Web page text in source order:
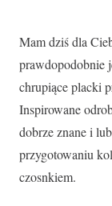
Mam dziś dla
prawdopodobnie
chrupiące placki
Inspirowane
dobrze znane i
przygotowaniu
czosnkiem.